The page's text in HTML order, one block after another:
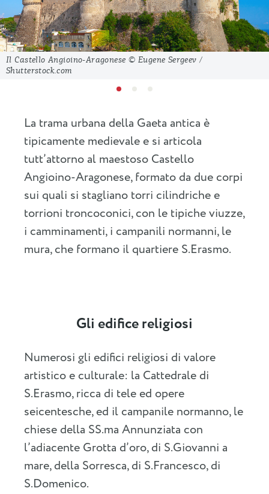
Il Castello Angioino-Aragonese © Eugene Sergeev /
Shutterstock.com
La trama urbana della Gaeta antica è
tipicamente medievale e si articola
tutt’attorno al maestoso Castello
Angioino-Aragonese, formato da due corpi
sui quali si stagliano torri cilindriche e
torrioni troncoconici, con le tipiche viuzze,
i camminamenti, i campanili normanni, le
mura, che formano il quartiere S.Erasmo.
Gli edifice religiosi
Numerosi gli edifici religiosi di valore
artistico e culturale: la Cattedrale di
S.Erasmo, ricca di tele ed opere
seicentesche, ed il campanile normanno, le
chiese della SS.ma Annunziata con
l’adiacente Grotta d’oro, di S.Giovanni a
mare, della Sorresca, di S.Francesco, di
S.Domenico.